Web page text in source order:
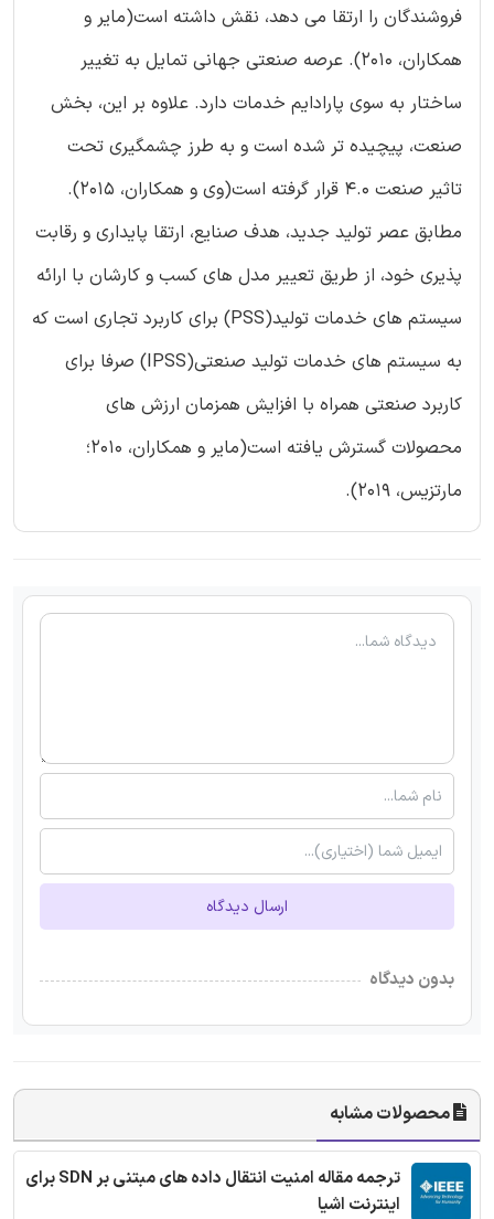
فروشندگان را ارتقا می دهد، نقش داشته است(مایر و
همکاران، 2010). عرصه صنعتی جهانی تمایل به تغییر
ساختار به سوی پارادایم خدمات دارد. علاوه بر این، بخش
صنعت، پیچیده تر شده است و به طرز چشمگیری تحت
تاثیر صنعت 4.0 قرار گرفته است(وی و همکاران، 2015).
مطابق عصر تولید جدید، هدف صنایع، ارتقا پایداری و رقابت
پذیری خود، از طریق تعییر مدل های کسب و کارشان با ارائه
سیستم های خدمات تولید(PSS) برای کاربرد تجاری است که
به سیستم های خدمات تولید صنعتی(IPSS) صرفا برای
کاربرد صنعتی همراه با افزایش همزمان ارزش های
محصولات گسترش یافته است(مایر و همکاران، 2010؛
مارتزیس، 2019).
ارسال دیدگاه
بدون دیدگاه
محصولات مشابه
ترجمه مقاله امنیت انتقال داده های مبتنی بر SDN برای
اینترنت اشیا